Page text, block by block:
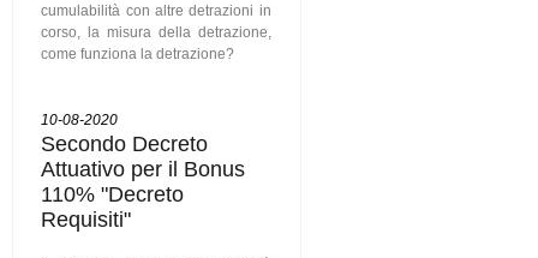
cumulabilità con altre detrazioni in
corso, la misura della detrazione,
come funziona la detrazione?
10-08-2020
Secondo Decreto
Attuativo per il Bonus
110% "Decreto
Requisiti"